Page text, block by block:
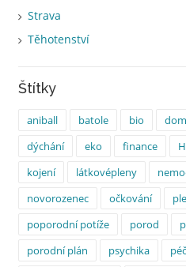
Strava
Těhotenství
Štítky
aniball batole bio
dýchání
eko finance
kojení
látkovépleny
novorozenec
očkování
poporodní potíže
porod
porodní plán
psychika